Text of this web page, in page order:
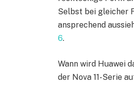
Selbst bei gleicher
ansprechend
6.
Wann wird Huawei
der Nova 11-Serie